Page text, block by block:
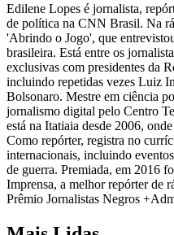
Edilene Lopes é jornalista,
de política na CNN Brasil. Na
'Abrindo o Jogo', que
brasileira. Está entre os
exclusivas com presidentes da
incluindo repetidas vezes Luiz
Bolsonaro. Mestre em ciência
jornalismo digital pelo Centro
está na Itatiaia desde 2006,
Como repórter, registra no
internacionais, incluindo
de guerra. Premiada, em 2016
Imprensa, a melhor repórter de
Prêmio Jornalistas Negros